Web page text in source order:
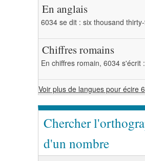
En anglais
6034 se dit : six thousand
Chiffres romains
En chiffres romain, 6034 s'écrit
Voir plus de langues pour écire
Chercher
d'un nombre